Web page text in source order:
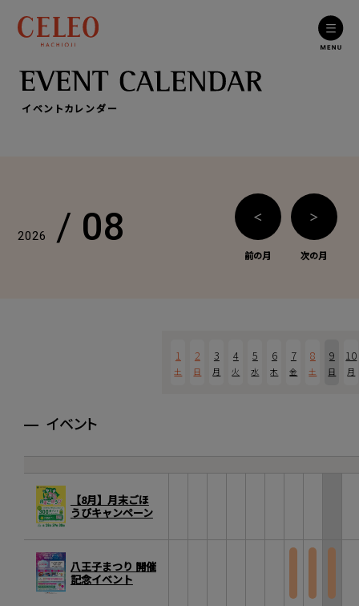
イベントカレンダー
2026 / 08 ＜
前の月
＞
次の月
1
土
2
日
3
月
4
火
5
水
6
木
7
金
8
土
9
日
10
月
イベント
【8月】月末ごほ
うびキャンペーン
八王子まつり 開催
記念イベント